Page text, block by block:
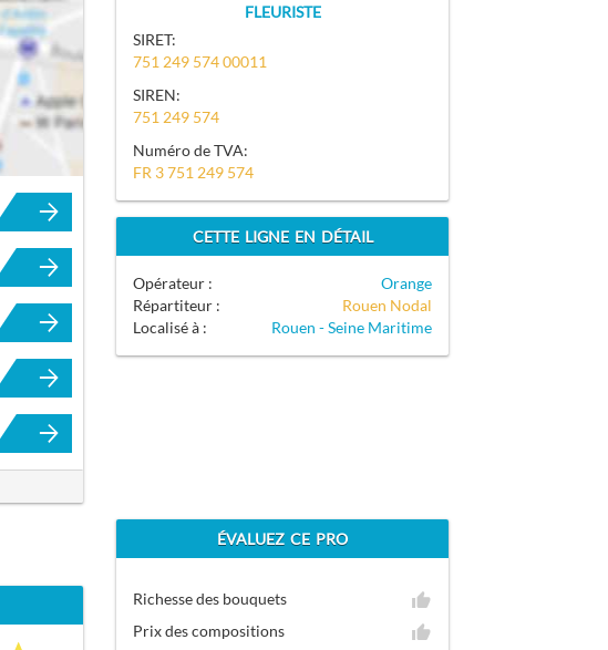
FLEURISTE
SIRET:
751 249 574 00011
SIREN:
751 249 574
Numéro de TVA:
FR 3 751 249 574
CETTE LIGNE EN DÉTAIL
Opérateur :
Orange
Répartiteur :
Rouen Nodal
Localisé à :
Rouen - Seine Maritime
ÉVALUEZ CE PRO
Richesse des bouquets
Prix des compositions